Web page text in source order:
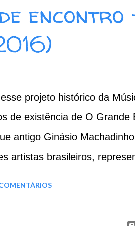
Mulher Nova, Bonita e
Dor 08. Pepitas de Fogo
projeto histórico da
de existência de O Grande
antigo Ginásio
artistas brasileiros,